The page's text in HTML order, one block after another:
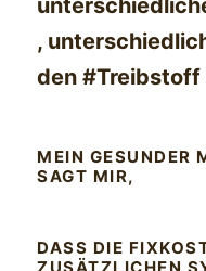
,
den #Treibstoff
MEIN GESUNDER
SAGT MIR,
DASS DIE